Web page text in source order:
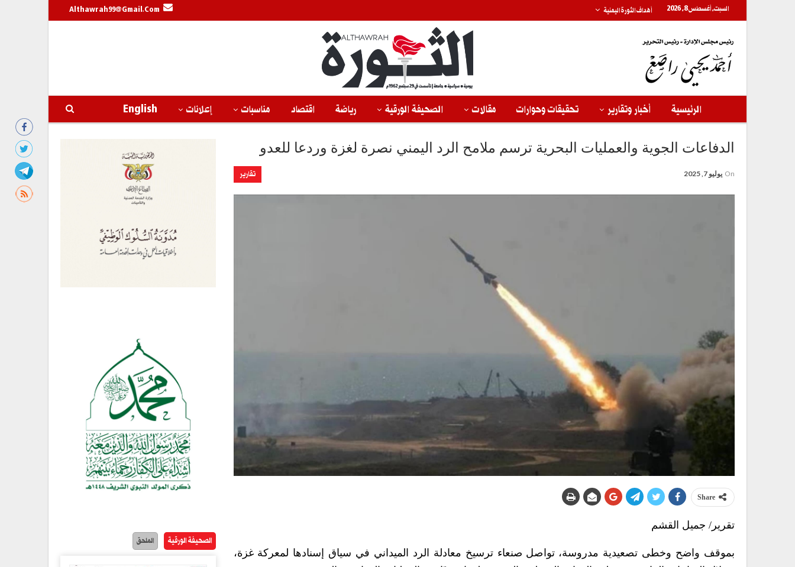
السبت, أغسطس 8, 2026 أهداف الثورة اليمنية Althawrah99@gmail.com
الرئيسية أخبار وتقارير تحقيقات وحوارات مقالات الصحيفة الورقية رياضة اقتصاد مناسبات إعلانات English
الدفاعات الجوية والعمليات البحرية ترسم ملامح الرد اليمني نصرة لغزة وردعا للعدو
تقارير On يوليو 7, 2025
Share
تقرير/ جميل القشم
بموقف واضح وخطى تصعيدية مدروسة، تواصل صنعاء ترسيخ معادلة الرد الميداني في سياق إسنادها لمعركة غزة،
الصحيفة الورقية الملحق